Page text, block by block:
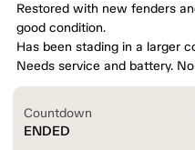
Restored with new fenders
good condition.
Has been stading in a larger
Needs service and battery.
Countdown
ENDED